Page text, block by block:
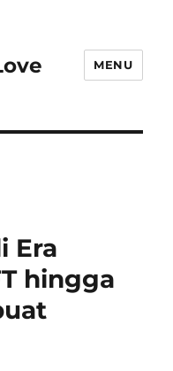
MENU
Era
hingga